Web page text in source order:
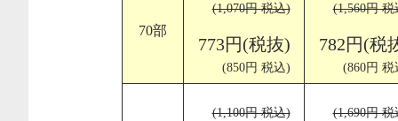
70部
(1,070円 税込)
773円(税抜)
(850円 税込)
(1,560円 税
782円(税
(860円 税
(1,100円 税込) (1,690円 税